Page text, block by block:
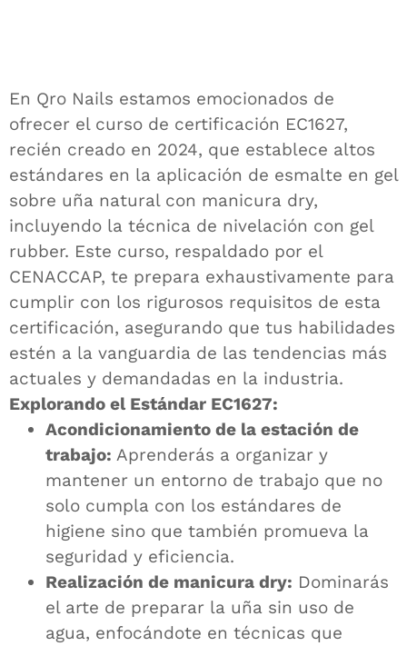
En Qro Nails estamos emocionados de
ofrecer el curso de certificación EC1627,
recién creado en 2024, que establece altos
estándares en la aplicación de esmalte en gel
sobre uña natural con manicura dry,
incluyendo la técnica de nivelación con gel
rubber. Este curso, respaldado por el
CENACCAP, te prepara exhaustivamente para
cumplir con los rigurosos requisitos de esta
certificación, asegurando que tus habilidades
estén a la vanguardia de las tendencias más
actuales y demandadas en la industria.
Explorando el Estándar EC1627:
Acondicionamiento de la estación de
trabajo: Aprenderás a organizar y
mantener un entorno de trabajo que no
solo cumpla con los estándares de
higiene sino que también promueva la
seguridad y eficiencia.
Realización de manicura dry: Dominarás
el arte de preparar la uña sin uso de
agua, enfocándote en técnicas que